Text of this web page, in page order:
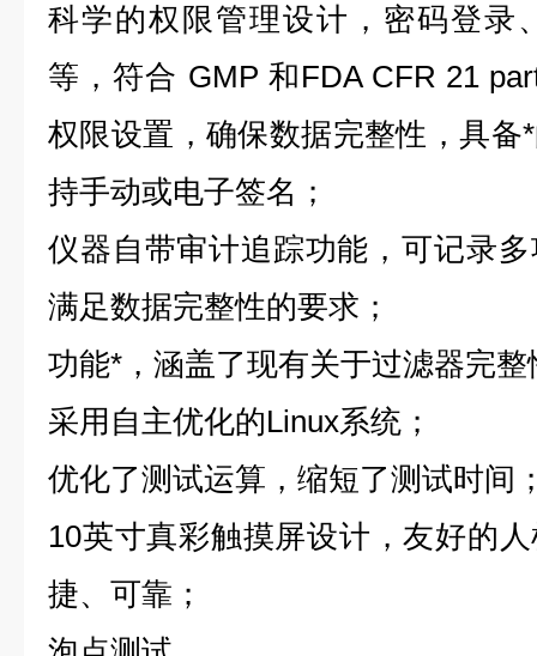
科学的权限管理设计，密码登录
等，符合 GMP 和FDA CFR 21
权限设置，确保数据完整性，具备
持手动或电子签名；
仪器自带审计追踪功能，可记录
满足数据完整性的要求；
功能*，涵盖了现有关于过滤器完
采用自主优化的Linux系统；
优化了测试运算，缩短了测试时间
10英寸真彩触摸屏设计，友好的
捷、可靠；